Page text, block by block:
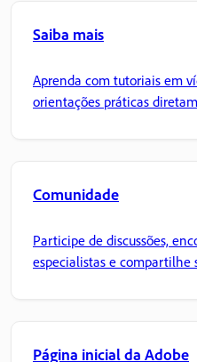
Saiba mais
Aprenda com tutoriais em
orientações práticas
Comunidade
Participe de discussões,
especialistas e compartilhe
Página inicial da Adobe